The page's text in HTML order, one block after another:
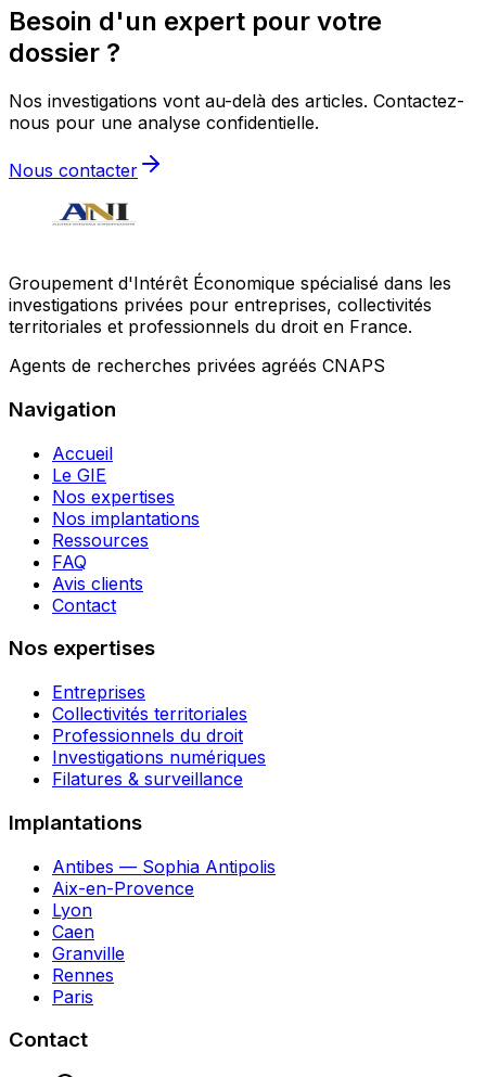
Besoin d'un expert pour votre
dossier ?
Nos investigations vont au-delà des articles. Contactez-
nous pour une analyse confidentielle.
Nous contacter
Groupement d'Intérêt Économique spécialisé dans les
investigations privées pour entreprises, collectivités
territoriales et professionnels du droit en France.
Agents de recherches privées agréés CNAPS
Navigation
Accueil
Le GIE
Nos expertises
Nos implantations
Ressources
FAQ
Avis clients
Contact
Nos expertises
Entreprises
Collectivités territoriales
Professionnels du droit
Investigations numériques
Filatures & surveillance
Implantations
Antibes — Sophia Antipolis
Aix-en-Provence
Lyon
Caen
Granville
Rennes
Paris
Contact